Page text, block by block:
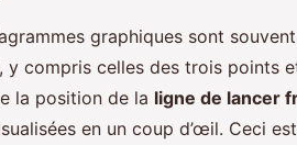
graphiques sont
y compris celles des trois points
la position de la ligne de lancer
en un coup d’œil. Ceci